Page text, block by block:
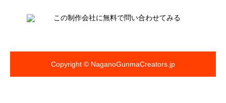
Copyright © NaganoGunmaCreators.jp